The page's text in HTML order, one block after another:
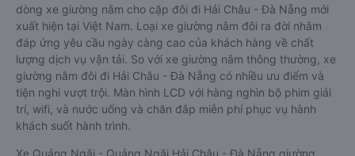
dòng xe giường nằm cho cặp đôi đi Hải Châu - Đà Nẵng mới
xuất hiện tại Việt Nam. Loại xe giường nằm đôi ra đời nhằm
đáp ứng yêu cầu ngày càng cao của khách hàng về chất
lượng dịch vụ vận tải. So với xe giường nằm thông thường, xe
giường nằm đôi đi Hải Châu - Đà Nẵng có nhiều ưu điểm và
tiện nghi vượt trội. Màn hình LCD với hàng nghìn bộ phim giải
trí, wifi, và nước uống và chăn đắp miễn phí phục vụ hành
khách suốt hành trình.
Xe Quảng Ngãi - Quảng Ngãi Hải Châu - Đà Nẵng giường